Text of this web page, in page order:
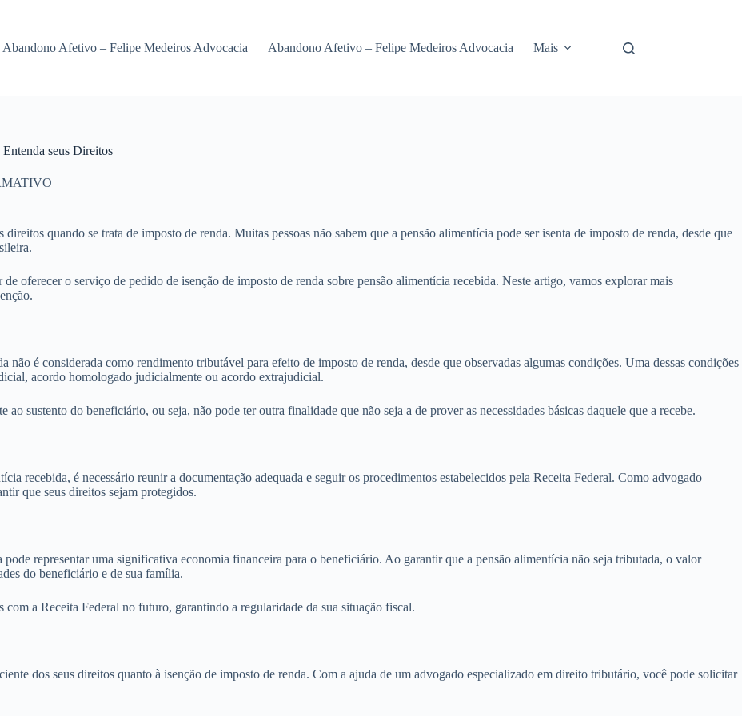
Abandono Afetivo – Felipe Medeiros Advocacia Abandono Afetivo – Felipe Medeiros Advocacia Mais
seus Direitos
quando se trata de imposto de renda. Muitas pessoas não sabem que a pensão alimentícia pode ser isenta de imposto de renda, desde que
oferecer o serviço de pedido de isenção de imposto de renda sobre pensão alimentícia recebida. Neste artigo, vamos explorar mais
é considerada como rendimento tributável para efeito de imposto de renda, desde que observadas algumas condições. Uma dessas condições
acordo homologado judicialmente ou acordo extrajudicial.
sustento do beneficiário, ou seja, não pode ter outra finalidade que não seja a de prover as necessidades básicas daquele que a recebe.
recebida, é necessário reunir a documentação adequada e seguir os procedimentos estabelecidos pela Receita Federal. Como advogado
que seus direitos sejam protegidos.
representar uma significativa economia financeira para o beneficiário. Ao garantir que a pensão alimentícia não seja tributada, o valor
do beneficiário e de sua família.
a Receita Federal no futuro, garantindo a regularidade da sua situação fiscal.
dos seus direitos quanto à isenção de imposto de renda. Com a ajuda de um advogado especializado em direito tributário, você pode solicitar